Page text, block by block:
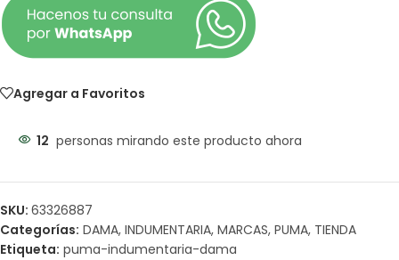
Agregar a Favoritos
12 personas mirando este producto ahora
SKU: 63326887
Categorías: DAMA, INDUMENTARIA, MARCAS, PUMA, TIENDA
Etiqueta: puma-indumentaria-dama